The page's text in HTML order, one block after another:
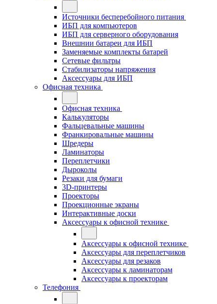
Источники бесперебойного питания
ИБП для компьютеров
ИБП для серверного оборудования
Внешнии батареи для ИБП
Заменяемые комплекты батарей
Сетевые фильтры
Стабилизаторы напряжения
Аксессуары для ИБП
Офисная техника
Офисная техника
Калькуляторы
Фальцевальные машины
Франкировальные машины
Шредеры
Ламинаторы
Переплетчики
Дыроколы
Резаки для бумаги
3D-принтеры
Проекторы
Проекционные экраны
Интерактивные доски
Аксессуары к офисной технике
Аксессуары к офисной технике
Аксессуары для переплетчиков
Аксессуары для резаков
Аксессуары к ламинаторам
Аксессуары к проекторам
Телефония